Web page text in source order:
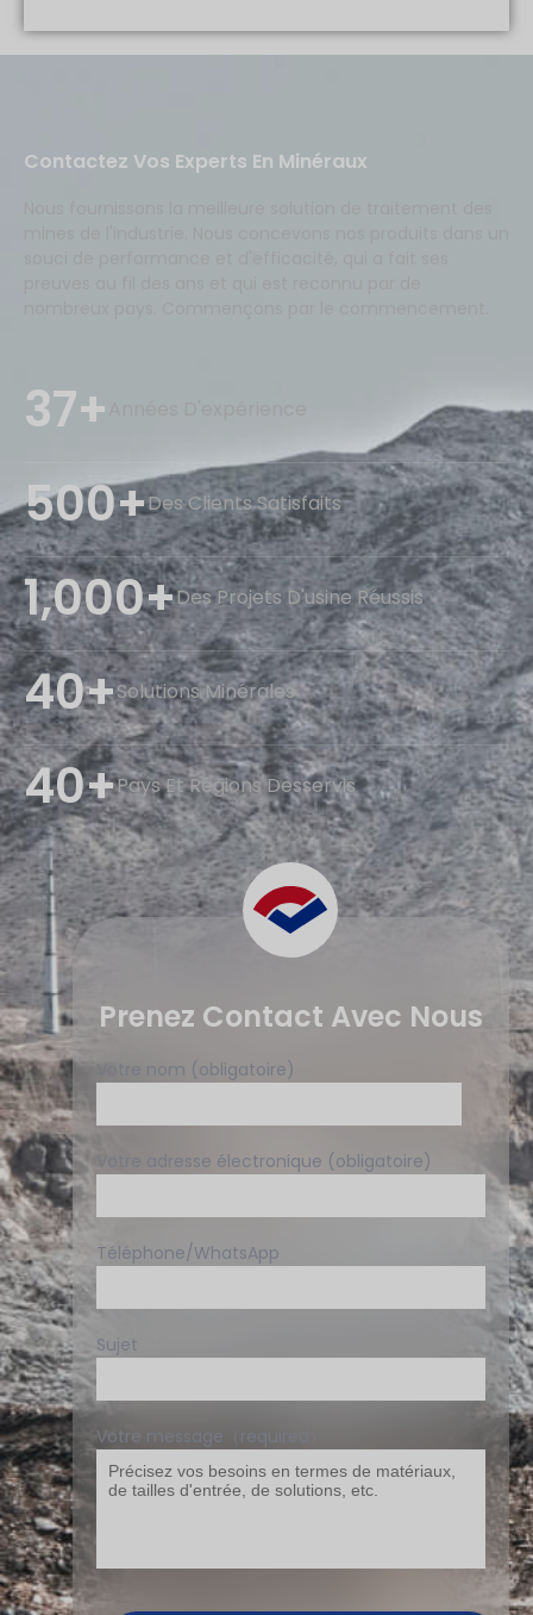
Contactez Vos Experts En Minéraux
37+
500+Des Clients Satisfaits
1,000+Des Projets D'usine Réussis
40+Solutions Minérales
40+Pays Et Régions Desservis
Prenez Contact Avec Nous
Votre nom (obligatoire)
Votre adresse électronique (obligatoire)
Téléphone/WhatsApp
Sujet
Votre message（required）